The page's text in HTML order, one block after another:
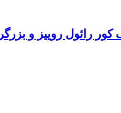
رائول روییز و